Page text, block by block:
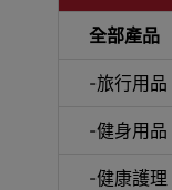
全部產品
-旅行用品
-健身用品
-健康護理